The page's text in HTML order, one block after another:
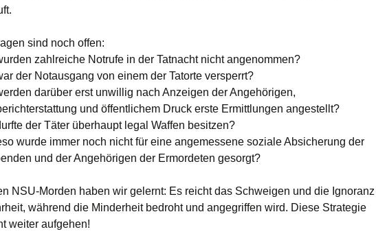
sind noch offen:
zahlreiche Notrufe in der Tatnacht nicht angenommen?
der Notausgang von einem der Tatorte versperrt?
darüber erst unwillig nach Anzeigen der Angehörigen,
und öffentlichem Druck erste Ermittlungen angestellt?
der Täter überhaupt legal Waffen besitzen?
wurde immer noch nicht für eine angemessene soziale Absicherung der
und der Angehörigen der Ermordeten gesorgt?
NSU-Morden haben wir gelernt: Es reicht das Schweigen und die Ignoranz
während die Minderheit bedroht und angegriffen wird. Diese Strategie
weiter aufgehen!